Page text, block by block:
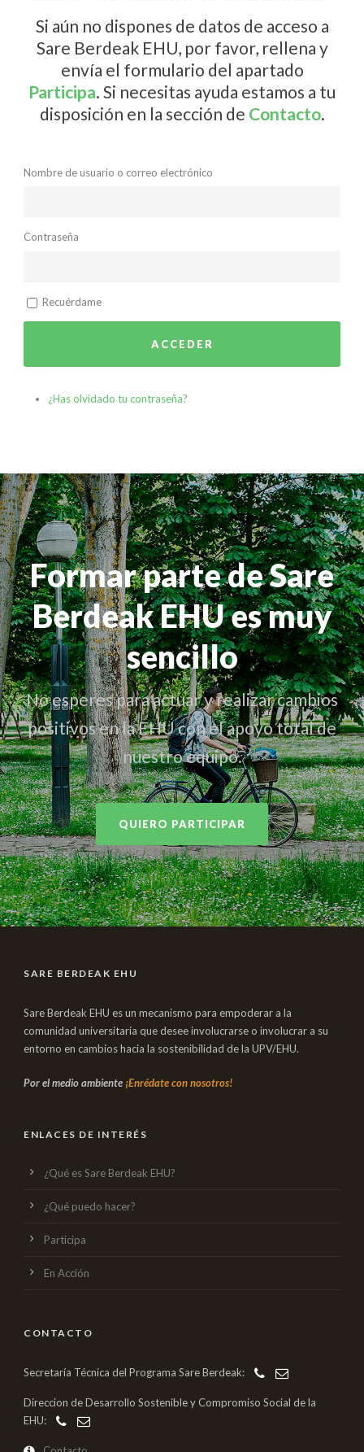
Si aún no dispones de datos de acceso a
Sare Berdeak EHU, por favor, rellena y
envía el formulario del apartado
Participa. Si necesitas ayuda estamos a tu
disposición en la sección de Contacto.
Nombre de usuario o correo electrónico
Contraseña
Recuérdame
ACCEDER
¿Has olvidado tu contraseña?
Formar parte de Sare
Berdeak EHU es muy
sencillo
No esperes para actuar y realizar cambios
positivos en la EHU con el apoyo total de
nuestro equipo.
QUIERO PARTICIPAR
SARE BERDEAK EHU
Sare Berdeak EHU es un mecanismo para empoderar a la
comunidad universitaria que desee involucrarse o involucrar a su
entorno en cambios hacia la sostenibilidad de la UPV/EHU.
Por el medio ambiente ¡Enrédate con nosotros!
ENLACES DE INTERÉS
¿Qué es Sare Berdeak EHU?
¿Qué puedo hacer?
Participa
En Acción
CONTACTO
Secretaría Técnica del Programa Sare Berdeak:
Direccion de Desarrollo Sostenible y Compromiso Social de la
EHU: